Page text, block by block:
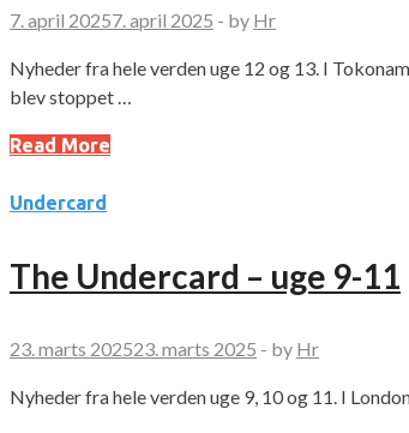
7. april 20257. april 2025 - by Hr
Nyheder fra hele verden uge 12 og 13. I
blev stoppet …
Read More
Undercard
The Undercard – uge 9-11
23. marts 202523. marts 2025 - by Hr
Nyheder fra hele verden uge 9, 10 og 11. I